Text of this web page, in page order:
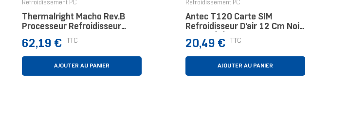
Refroidissement PC
Thermalright Macho Rev.B
Processeur Refroidisseur
Prix
62,19 € TTC
AJOUTER AU PANIER
Refroidissement PC
Antec T120 Carte SIM
Refroidisseur D'air 12 Cm Noir
Prix
20,49 € TTC
AJOUTER AU PANIER